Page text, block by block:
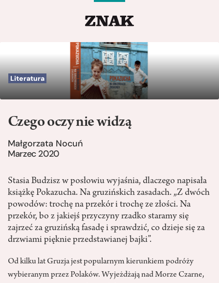
Literatura
Czego oczy nie widzą
Małgorzata Nocuń
Marzec 2020
Stasia Budzisz w posłowiu wyjaśnia, dlaczego napisała
książkę Pokazucha. Na gruzińskich zasadach. „Z dwóch
powodów: trochę na przekór i trochę ze złości. Na
przekór, bo z jakiejś przyczyny rzadko staramy się
zajrzeć za gruzińską fasadę i sprawdzić, co dzieje się za
drzwiami pięknie przedstawianej bajki”.
Od kilku lat Gruzja jest popularnym kierunkiem podróży
wybieranym przez Polaków. Wyjeżdżają nad Morze Czarne,